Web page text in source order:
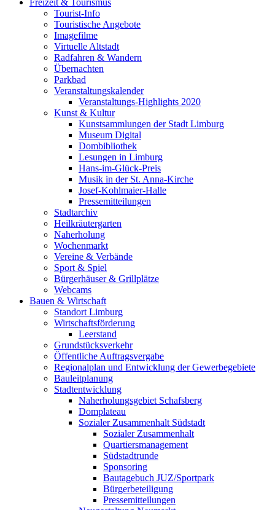
Freizeit & Tourismus
Tourist-Info
Touristische Angebote
Imagefilme
Virtuelle Altstadt
Radfahren & Wandern
Übernachten
Parkbad
Veranstaltungskalender
Veranstaltungs-Highlights 2020
Kunst & Kultur
Kunstsammlungen der Stadt Limburg
Museum Digital
Dombibliothek
Lesungen in Limburg
Hans-im-Glück-Preis
Musik in der St. Anna-Kirche
Josef-Kohlmaier-Halle
Pressemitteilungen
Stadtarchiv
Heilkräutergarten
Naherholung
Wochenmarkt
Vereine & Verbände
Sport & Spiel
Bürgerhäuser & Grillplätze
Webcams
Bauen & Wirtschaft
Standort Limburg
Wirtschaftsförderung
Leerstand
Grundstücksverkehr
Öffentliche Auftragsvergabe
Regionalplan und Entwicklung der Gewerbegebiete
Bauleitplanung
Stadtentwicklung
Naherholungsgebiet Schafsberg
Domplateau
Sozialer Zusammenhalt Südstadt
Sozialer Zusammenhalt
Quartiersmanagement
Südstadtrunde
Sponsoring
Bautagebuch JUZ/Sportpark
Bürgerbeteiligung
Pressemitteilungen